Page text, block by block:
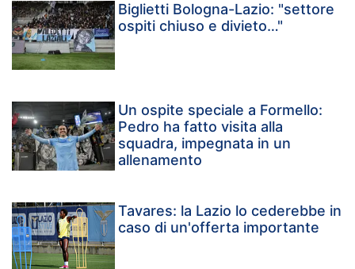
Biglietti Bologna-Lazio: "settore
ospiti chiuso e divieto…"
Un ospite speciale a Formello:
Pedro ha fatto visita alla
squadra, impegnata in un
allenamento
Tavares: la Lazio lo cederebbe in
caso di un'offerta importante